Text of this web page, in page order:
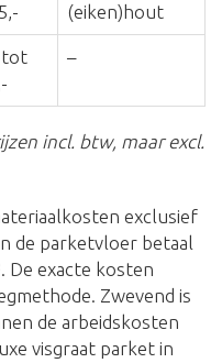
(eiken)hout
tot
–
incl. btw, maar excl.
exclusief
de parketvloer betaal
. De exacte kosten
Zwevend is
de arbeidskosten
visgraat parket in